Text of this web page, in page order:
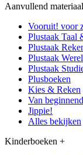
Aanvullend materiaal
Vooruit! voor
Plustaak Taal
Plustaak
Plustaak
Plustaak
Plusboeken
Kies & Reken
Van
Jippie!
Alles bekijken
Kinderboeken +